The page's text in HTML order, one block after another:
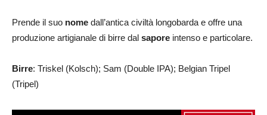
Prende il suo nome dall’antica civiltà longobarda e offre una
produzione artigianale di birre dal sapore intenso e particolare.
Birre: Triskel (Kolsch); Sam (Double IPA); Belgian Tripel
(Tripel)